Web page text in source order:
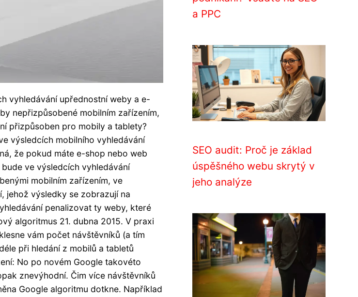
vyhledávání upřednostní weby a e-
nepřizpůsobené mobilním zařízením,
přizpůsoben pro mobily a tablety?
výsledcích mobilního vyhledávání
že pokud máte e-shop nebo web
ve výsledcích vyhledávání
mobilním zařízením, ve
jehož výsledky se zobrazují na
penalizovat ty weby, které
algoritmus 21. dubna 2015. V praxi
vám počet návštěvníků (a tím
při hledání z mobilů a tabletů
No po novém Google takovéto
znevýhodní. Čim více návštěvníků
Google algoritmu dotkne. Například
a PPC
SEO audit: Proč je základ
úspěšného webu skrytý v
jeho analýze